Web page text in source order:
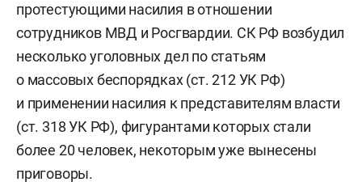
протестующими насилия в отношении
сотрудников МВД и Росгвардии. СК РФ возбудил
несколько уголовных дел по статьям
о массовых беспорядках (ст. 212 УК РФ)
и применении насилия к представителям власти
(ст. 318 УК РФ), фигурантами которых стали
более 20 человек, некоторым уже вынесены
приговоры.